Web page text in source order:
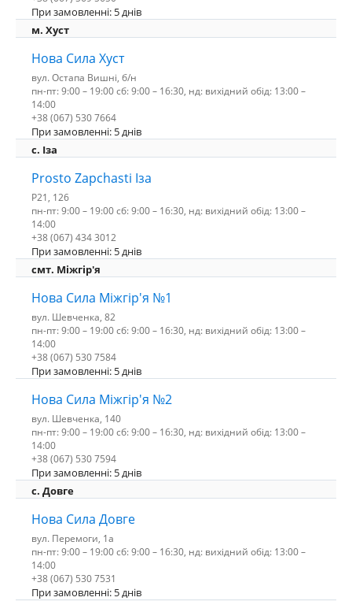
При замовленні: 5 днів
м. Хуст
Нова Сила Хуст
вул. Остапа Вишні, б/н
пн-пт: 9:00 – 19:00 сб: 9:00 – 16:30, нд: вихідний обід: 13:00 –
14:00
+38 (067) 530 7664
При замовленні: 5 днів
c. Іза
Prosto Zapchasti Іза
P21, 126
пн-пт: 9:00 – 19:00 сб: 9:00 – 16:30, нд: вихідний обід: 13:00 –
14:00
+38 (067) 434 3012
При замовленні: 5 днів
смт. Міжгір'я
Нова Сила Міжгір'я №1
вул. Шевченка, 82
пн-пт: 9:00 – 19:00 сб: 9:00 – 16:30, нд: вихідний обід: 13:00 –
14:00
+38 (067) 530 7584
При замовленні: 5 днів
Нова Сила Міжгір'я №2
вул. Шевченка, 140
пн-пт: 9:00 – 19:00 сб: 9:00 – 16:30, нд: вихідний обід: 13:00 –
14:00
+38 (067) 530 7594
При замовленні: 5 днів
с. Довге
Нова Сила Довге
вул. Перемоги, 1а
пн-пт: 9:00 – 19:00 сб: 9:00 – 16:30, нд: вихідний обід: 13:00 –
14:00
+38 (067) 530 7531
При замовленні: 5 днів